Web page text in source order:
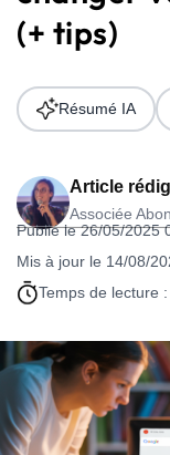
(+ tips)
Article
Associée
Publié le 26/05/2025
Mis à jour le 14/08/
Temps de lecture
Résumé IA